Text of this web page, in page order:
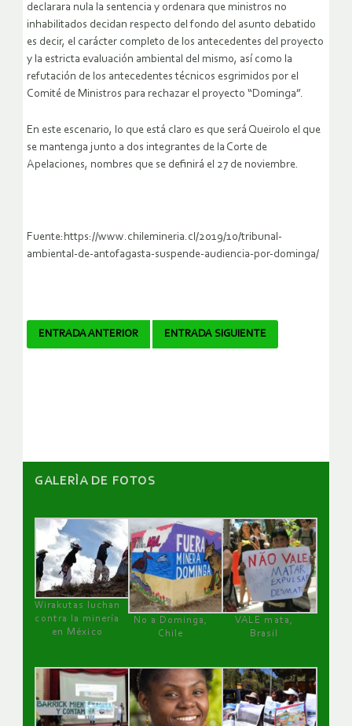
declarara nula la sentencia y ordenara que ministros no
inhabilitados decidan respecto del fondo del asunto debatido
es decir, el carácter completo de los antecedentes del proyecto
y la estricta evaluación ambiental del mismo, así como la
refutación de los antecedentes técnicos esgrimidos por el
Comité de Ministros para rechazar el proyecto “Dominga”.
En este escenario, lo que está claro es que será Queirolo el que
se mantenga junto a dos integrantes de la Corte de
Apelaciones, nombres que se definirá el 27 de noviembre.
Fuente:https://www.chilemineria.cl/2019/10/tribunal-
ambiental-de-antofagasta-suspende-audiencia-por-dominga/
Navegador
ENTRADA ANTERIOR ENTRADA SIGUIENTE
GALERÌA DE FOTOS
Wirakutas luchan
contra la minería
en México
No a Dominga,
Chile
VALE mata,
Brasil